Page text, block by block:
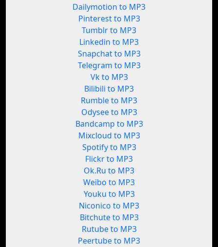
Dailymotion to MP3
Pinterest to MP3
Tumblr to MP3
Linkedin to MP3
Snapchat to MP3
Telegram to MP3
Vk to MP3
Bilibili to MP3
Rumble to MP3
Odysee to MP3
Bandcamp to MP3
Mixcloud to MP3
Spotify to MP3
Flickr to MP3
Ok.Ru to MP3
Weibo to MP3
Youku to MP3
Niconico to MP3
Bitchute to MP3
Rutube to MP3
Peertube to MP3